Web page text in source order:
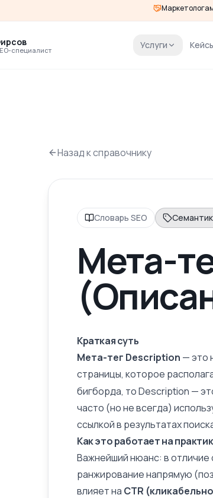
Маркетологам
специалист Услуги
Назад к справочнику
Словарь SEO
Мета-
Краткая суть
Мета-тег Description — это
страницы, которое
бигборда, то Description —
часто (но не всегда)
ссылкой в результатах
Как это работает на
Важнейший нюанс: в отличие
ранжирование напрямую
влияет на CTR